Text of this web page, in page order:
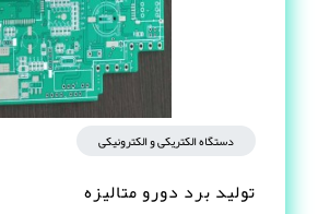
دستگاه الکتریکی و الکترونیکی
تولید برد دورو متالیزه